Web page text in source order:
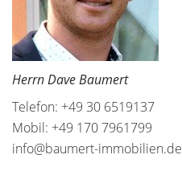
Herrn Dave Baumert
Telefon: +49 30 6519137
Mobil: +49 170 7961799
info@baumert-immobilien.de